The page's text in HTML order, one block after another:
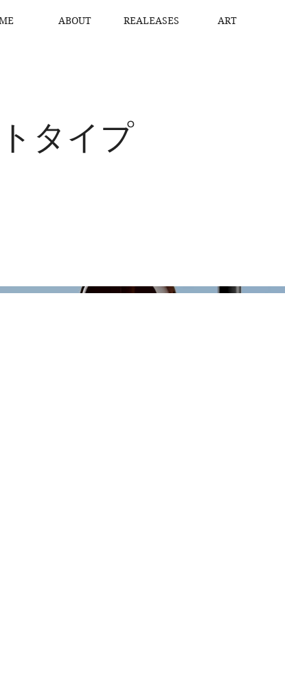
ABOUT REALEASES ART
タイプ